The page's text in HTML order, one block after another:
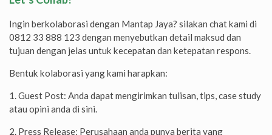
Ingin berkolaborasi dengan Mantap Jaya? silakan chat kami di
0812 33 888 123 dengan menyebutkan detail maksud dan
tujuan dengan jelas untuk kecepatan dan ketepatan respons.
Bentuk kolaborasi yang kami harapkan:
1. Guest Post: Anda dapat mengirimkan tulisan, tips, case study
atau opini anda di sini.
2. Press Release: Perusahaan anda punya berita yang